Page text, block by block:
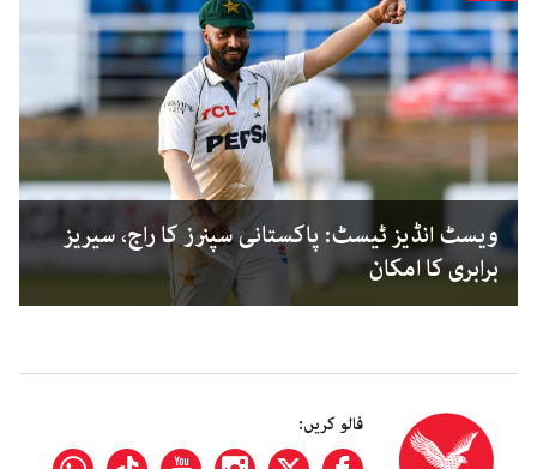
ویسٹ انڈیز ٹیسٹ: پاکستانی سپنرز کا راج، سیریز
برابری کا امکان
فالو کریں: